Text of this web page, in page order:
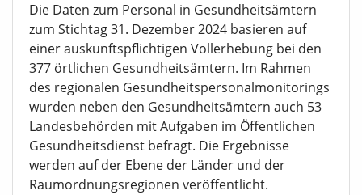
Die Daten zum Personal in Gesundheitsämtern
zum Stichtag 31. Dezember 2024 basieren auf
einer auskunftspflichtigen Vollerhebung bei den
377 örtlichen Gesundheitsämtern. Im Rahmen
des regionalen Gesundheitspersonalmonitorings
wurden neben den Gesundheitsämtern auch 53
Landesbehörden mit Aufgaben im Öffentlichen
Gesundheitsdienst befragt. Die Ergebnisse
werden auf der Ebene der Länder und der
Raumordnungsregionen veröffentlicht.